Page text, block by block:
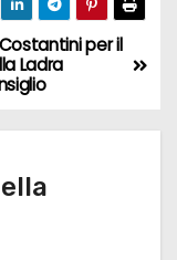
per il
Ladra